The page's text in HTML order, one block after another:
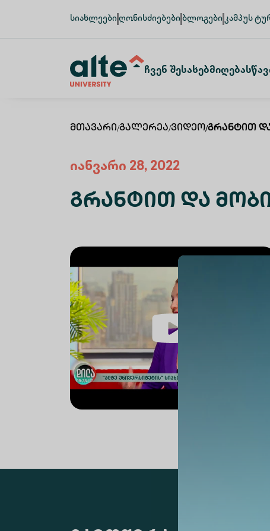
სიახლეები ღონისძიებები ბლოგები კამპუს
Ჩვენ ᲨესახებᲛიღება
Მთავარი/Გალერეა/Ვიდეო/Გრანტით
იანვარი 28, 2022
Გრანტით Და